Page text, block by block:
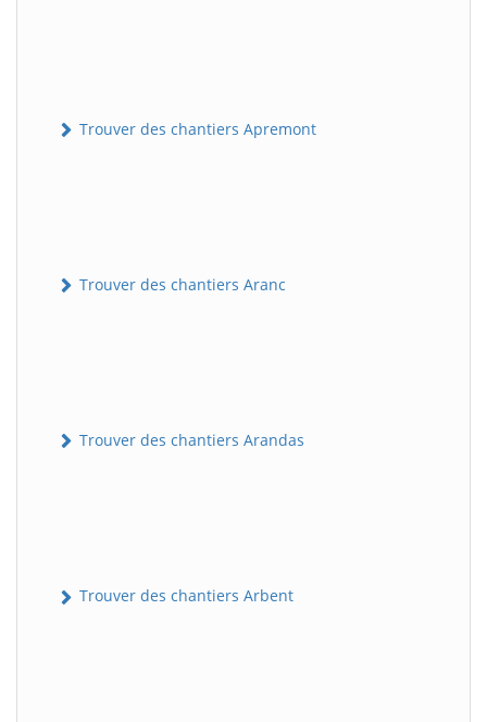
Trouver des chantiers Apremont
Trouver des chantiers Aranc
Trouver des chantiers Arandas
Trouver des chantiers Arbent